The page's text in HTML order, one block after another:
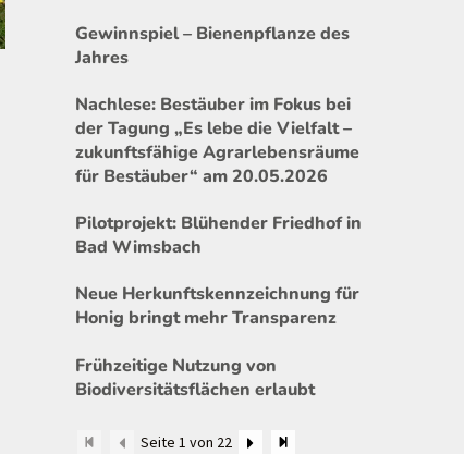
Gewinnspiel – Bienenpflanze des
Jahres
Nachlese: Bestäuber im Fokus bei
der Tagung „Es lebe die Vielfalt –
zukunftsfähige Agrarlebensräume
für Bestäuber“ am 20.05.2026
Pilotprojekt: Blühender Friedhof in
Bad Wimsbach
Neue Herkunftskennzeichnung für
Honig bringt mehr Transparenz
Frühzeitige Nutzung von
Biodiversitätsflächen erlaubt
Seite 1 von 22